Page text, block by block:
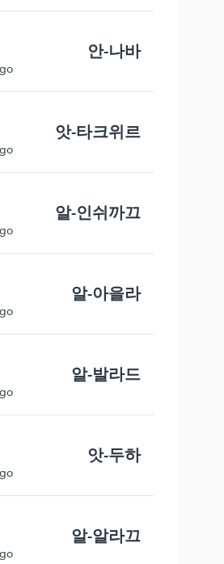
안-나바
앗-타크위르
알-인쉬까끄
알-아을라
알-발라드
앗-두하
알-알라끄